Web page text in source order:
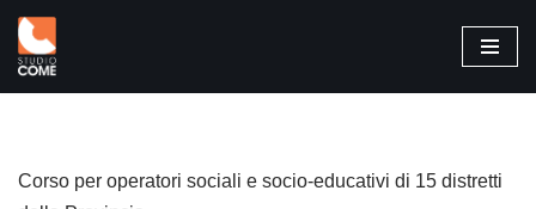
Vai
al
Corso per operatori sociali e socio-educativi di 15 distretti